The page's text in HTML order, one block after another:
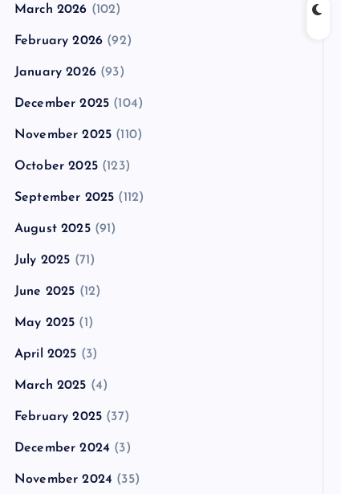
March 2026 (102)
February 2026 (92)
January 2026(93)
December 2025 (104)
November 2025 (110)
October 2025(123)
September 2025 (112)
August 2025(91)
July 2025 (71)
June 2025 (12)
May 2025 (1)
April 2025 (3)
March 2025 (4)
February 2025 (37)
December 2024 (3)
November 2024 (35)